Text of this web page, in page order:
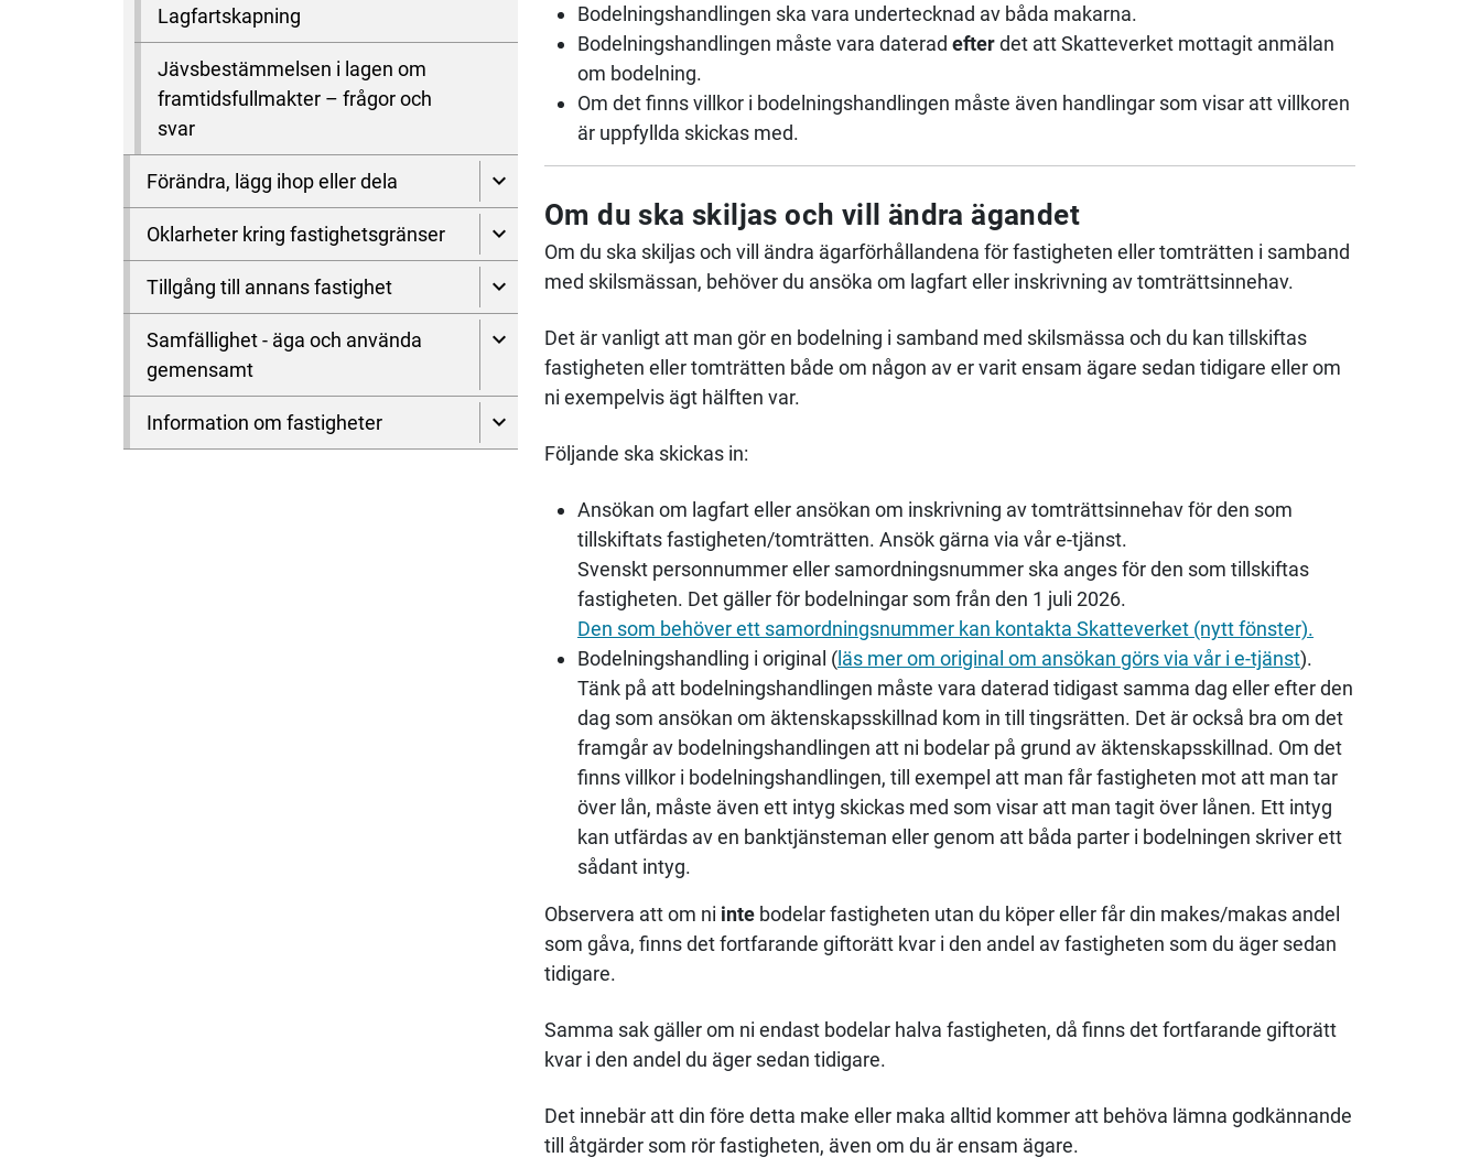
Lagfartskapning
Jävsbestämmelsen i lagen om
framtidsfullmakter – frågor och
svar
Förändra, lägg ihop eller dela
Oklarheter kring fastighetsgränser
Tillgång till annans fastighet
Samfällighet - äga och använda
gemensamt
Information om fastigheter
Bodelningshandlingen ska vara undertecknad av båda makarna.
Bodelningshandlingen måste vara daterad efterdet att Skatteverket mottagit anmälan
om bodelning.
Om det finns villkor i bodelningshandlingen måste även handlingar som visar att villkoren
är uppfyllda skickas med.
Om du ska skiljas och vill ändra ägandet
Om du ska skiljas och vill ändra ägarförhållandena för fastigheten eller tomträtten i samband
med skilsmässan, behöver du ansöka om lagfart eller inskrivning av tomträttsinnehav.
Det är vanligt att man gör en bodelning i samband med skilsmässa och du kan tillskiftas
fastigheten eller tomträtten både om någon av er varit ensam ägare sedan tidigare eller om
ni exempelvis ägt hälften var.
Följande ska skickas in:
Ansökan om lagfart eller ansökan om inskrivning av tomträttsinnehav för den som
tillskiftats fastigheten/tomträtten. Ansök gärna via vår e-tjänst.
Svenskt personnummer eller samordningsnummer ska anges för den som tillskiftas
fastigheten. Det gäller för bodelningar som från den 1 juli 2026.
Den som behöver ett samordningsnummer kan kontakta Skatteverket (nytt fönster).
Bodelningshandling i original (läs mer om original om ansökan görs via vår i e-tjänst).
Tänk på att bodelningshandlingen måste vara daterad tidigast samma dag eller efter den
dag som ansökan om äktenskapsskillnad kom in till tingsrätten. Det är också bra om det
framgår av bodelningshandlingen att ni bodelar på grund av äktenskapsskillnad. Om det
finns villkor i bodelningshandlingen, till exempel att man får fastigheten mot att man tar
över lån, måste även ett intyg skickas med som visar att man tagit över lånen. Ett intyg
kan utfärdas av en banktjänsteman eller genom att båda parter i bodelningen skriver ett
sådant intyg.
Observera att om ni inte bodelar fastigheten utan du köper eller får din makes/makas andel
som gåva, finns det fortfarande giftorätt kvar i den andel av fastigheten som du äger sedan
tidigare.
Samma sak gäller om ni endast bodelar halva fastigheten, då finns det fortfarande giftorätt
kvar i den andel du äger sedan tidigare.
Det innebär att din före detta make eller maka alltid kommer att behöva lämna godkännande
till åtgärder som rör fastigheten, även om du är ensam ägare.